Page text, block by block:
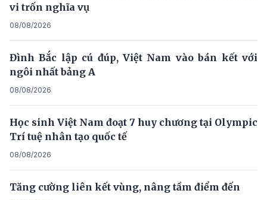
vi trốn nghĩa vụ
08/08/2026
Đình Bắc lập cú đúp, Việt Nam vào bán kết với
ngôi nhất bảng A
08/08/2026
Học sinh Việt Nam đoạt 7 huy chương tại Olympic
Trí tuệ nhân tạo quốc tế
08/08/2026
Tăng cường liên kết vùng, nâng tầm điểm đến